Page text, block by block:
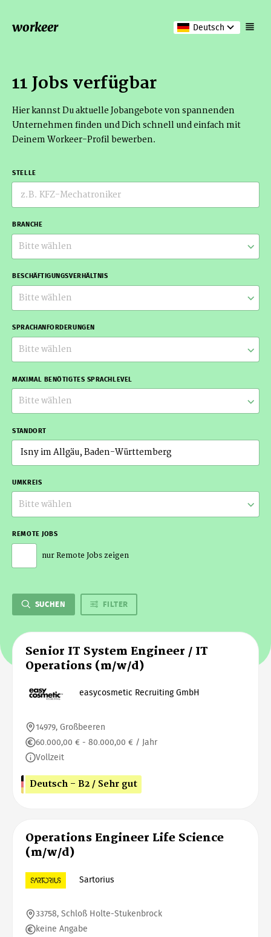
workeer Deutsch
11 Jobs verfügbar
Hier kannst Du aktuelle Jobangebote von spannenden
Unternehmen finden und Dich schnell und einfach mit
Deinem Workeer-Profil bewerben.
STELLE
BRANCHE
Bitte wählen
BESCHÄFTIGUNGSVERHÄLTNIS
Bitte wählen
SPRACHANFORDERUNGEN
Bitte wählen
MAXIMAL BENÖTIGTES SPRACHLEVEL
Bitte wählen
STANDORT
UMKREIS
Bitte wählen
REMOTE JOBS
nur Remote Jobs zeigen
SUCHEN FILTER
Senior IT System Engineer / IT
Operations (m/w/d)
easycosmetic Recruiting GmbH
14979, Großbeeren
60.000,00 € - 80.000,00 € / Jahr
Vollzeit
Deutsch - B2 / Sehr gut
Operations Engineer Life Science
(m/w/d)
Sartorius
33758, Schloß Holte-Stukenbrock
keine Angabe